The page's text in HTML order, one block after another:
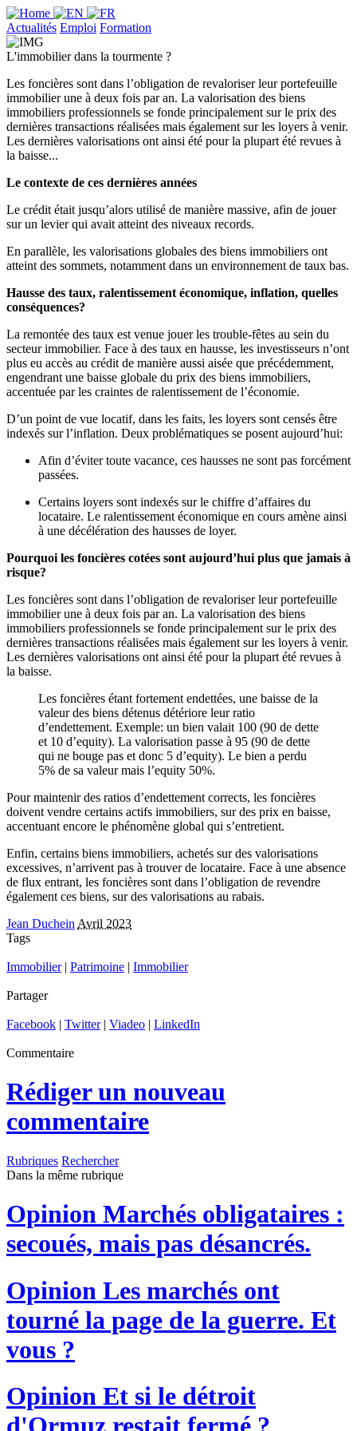
Actualités Emploi Formation
L'immobilier dans la tourmente ?
Les foncières sont dans l’obligation de revaloriser leur portefeuille
immobilier une à deux fois par an. La valorisation des biens
immobiliers professionnels se fonde principalement sur le prix des
dernières transactions réalisées mais également sur les loyers à venir.
Les dernières valorisations ont ainsi été pour la plupart été revues à
la baisse...
Le contexte de ces dernières années
Le crédit était jusqu’alors utilisé de manière massive, afin de jouer
sur un levier qui avait atteint des niveaux records.
En parallèle, les valorisations globales des biens immobiliers ont
atteint des sommets, notamment dans un environnement de taux bas.
Hausse des taux, ralentissement économique, inflation, quelles
conséquences?
La remontée des taux est venue jouer les trouble-fêtes au sein du
secteur immobilier. Face à des taux en hausse, les investisseurs n’ont
plus eu accès au crédit de manière aussi aisée que précédemment,
engendrant une baisse globale du prix des biens immobiliers,
accentuée par les craintes de ralentissement de l’économie.
D’un point de vue locatif, dans les faits, les loyers sont censés être
indexés sur l’inflation. Deux problématiques se posent aujourd’hui:
Afin d’éviter toute vacance, ces hausses ne sont pas forcément
passées.
Certains loyers sont indexés sur le chiffre d’affaires du
locataire. Le ralentissement économique en cours amène ainsi
à une décélération des hausses de loyer.
Pourquoi les foncières cotées sont aujourd’hui plus que jamais à
risque?
Les foncières sont dans l’obligation de revaloriser leur portefeuille
immobilier une à deux fois par an. La valorisation des biens
immobiliers professionnels se fonde principalement sur le prix des
dernières transactions réalisées mais également sur les loyers à venir.
Les dernières valorisations ont ainsi été pour la plupart été revues à
la baisse.
Les foncières étant fortement endettées, une baisse de la
valeur des biens détenus détériore leur ratio
d’endettement. Exemple: un bien valait 100 (90 de dette
et 10 d’equity). La valorisation passe à 95 (90 de dette
qui ne bouge pas et donc 5 d’equity). Le bien a perdu
5% de sa valeur mais l’equity 50%.
Pour maintenir des ratios d’endettement corrects, les foncières
doivent vendre certains actifs immobiliers, sur des prix en baisse,
accentuant encore le phénomène global qui s’entretient.
Enfin, certains biens immobiliers, achetés sur des valorisations
excessives, n’arrivent pas à trouver de locataire. Face à une absence
de flux entrant, les foncières sont dans l’obligation de revendre
également ces biens, sur des valorisations au rabais.
Jean Duchein Avril 2023
Tags
Immobilier| Patrimoine | Immobilier
Partager
Facebook | Twitter| Viadeo | LinkedIn
Commentaire
Rédiger un nouveau
commentaire
Rubriques Rechercher
Dans la même rubrique
Opinion Marchés obligataires :
secoués, mais pas désancrés.
Opinion Les marchés ont
tourné la page de la guerre. Et
vous ?
Opinion Et si le détroit